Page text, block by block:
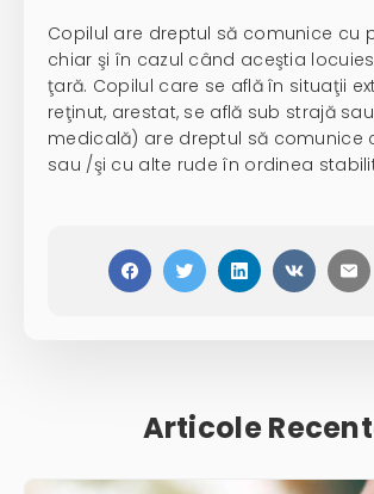
Copilul are dreptul să comunice cu
chiar şi în cazul când aceştia
ţară. Copilul care se află în situaţii
reţinut, arestat, se află sub strajă
medicală) are dreptul să comunice
sau /şi cu alte rude în ordinea
Articole